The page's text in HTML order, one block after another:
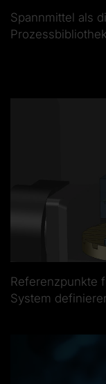
Spannmittel als
Referenzpunkte
System